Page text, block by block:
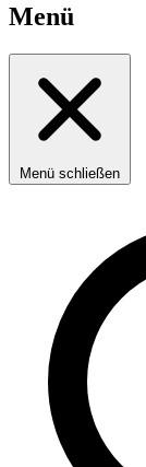
Menü
Menü schließen